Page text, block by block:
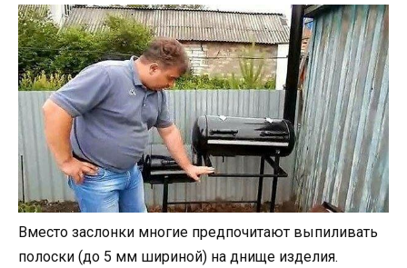
Вместо заслонки многие предпочитают выпиливать
полоски (до 5 мм шириной) на днище изделия.